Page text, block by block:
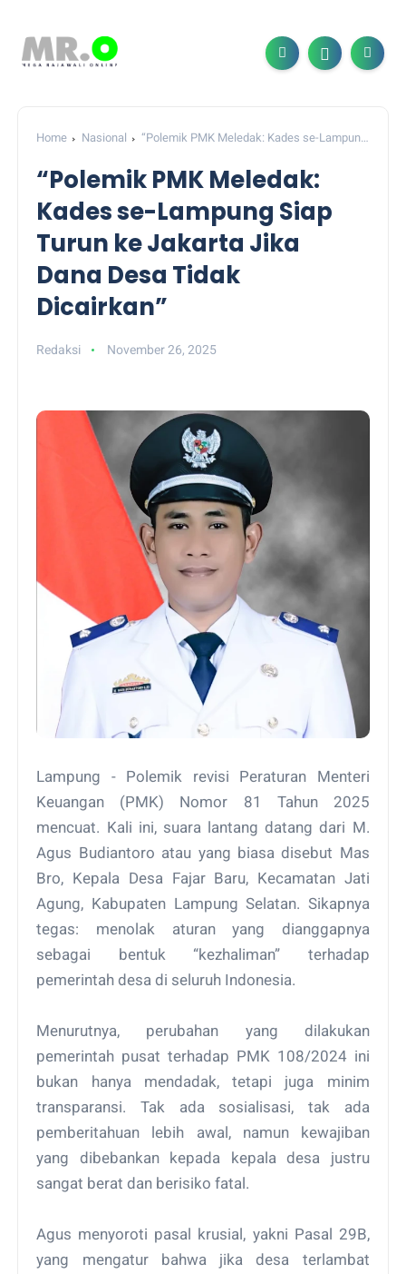
Home Nasional
“Polemik PMK Meledak: Kades se-Lampung
“Polemik PMK Meledak:
Kades se-Lampung Siap
Turun ke Jakarta Jika
Dana Desa Tidak
Dicairkan”
Redaksi November 26, 2025
Lampung - Polemik revisi Peraturan Menteri
Keuangan (PMK) Nomor 81 Tahun 2025
mencuat. Kali ini, suara lantang datang dari M.
Agus Budiantoro atau yang biasa disebut Mas
Bro, Kepala Desa Fajar Baru, Kecamatan Jati
Agung, Kabupaten Lampung Selatan. Sikapnya
tegas: menolak aturan yang dianggapnya
sebagai bentuk “kezhaliman” terhadap
pemerintah desa di seluruh Indonesia.
Menurutnya, perubahan yang dilakukan
pemerintah pusat terhadap PMK 108/2024 ini
bukan hanya mendadak, tetapi juga minim
transparansi. Tak ada sosialisasi, tak ada
pemberitahuan lebih awal, namun kewajiban
yang dibebankan kepada kepala desa justru
sangat berat dan berisiko fatal.
Agus menyoroti pasal krusial, yakni Pasal 29B,
yang mengatur bahwa jika desa terlambat